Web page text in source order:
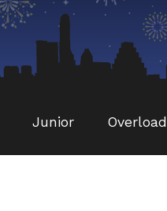
Junior Overload